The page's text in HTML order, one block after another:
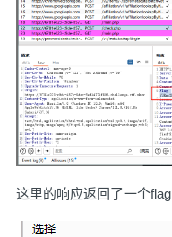
这里的响应返回了一个flag